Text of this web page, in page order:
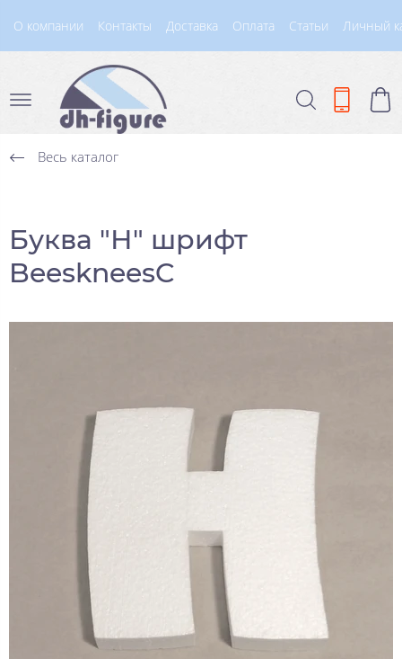
О компании Контакты Доставка Оплата Статьи Личный
Весь каталог
Буква "Н" шрифт
BeeskneesC